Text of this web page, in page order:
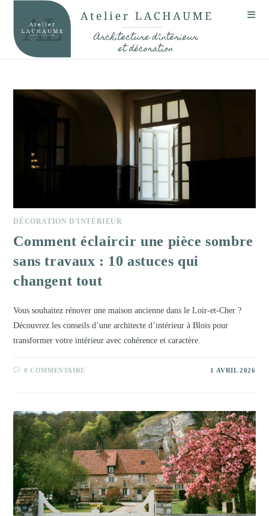
content
DÉCORATION D'INTÉRIEUR
Comment éclaircir une pièce sombre
sans travaux : 10 astuces qui
changent tout
Vous souhaitez rénover une maison ancienne dans le Loir-et-Cher ?
Découvrez les conseils d’une architecte d’intérieur à Blois pour
transformer votre intérieur avec cohérence et caractère.
0 COMMENTAIRE 1 AVRIL 2026